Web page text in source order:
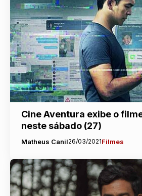
Cine Aventura exibe o
neste sábado (27)
Matheus Canil26/03/2021Filmes